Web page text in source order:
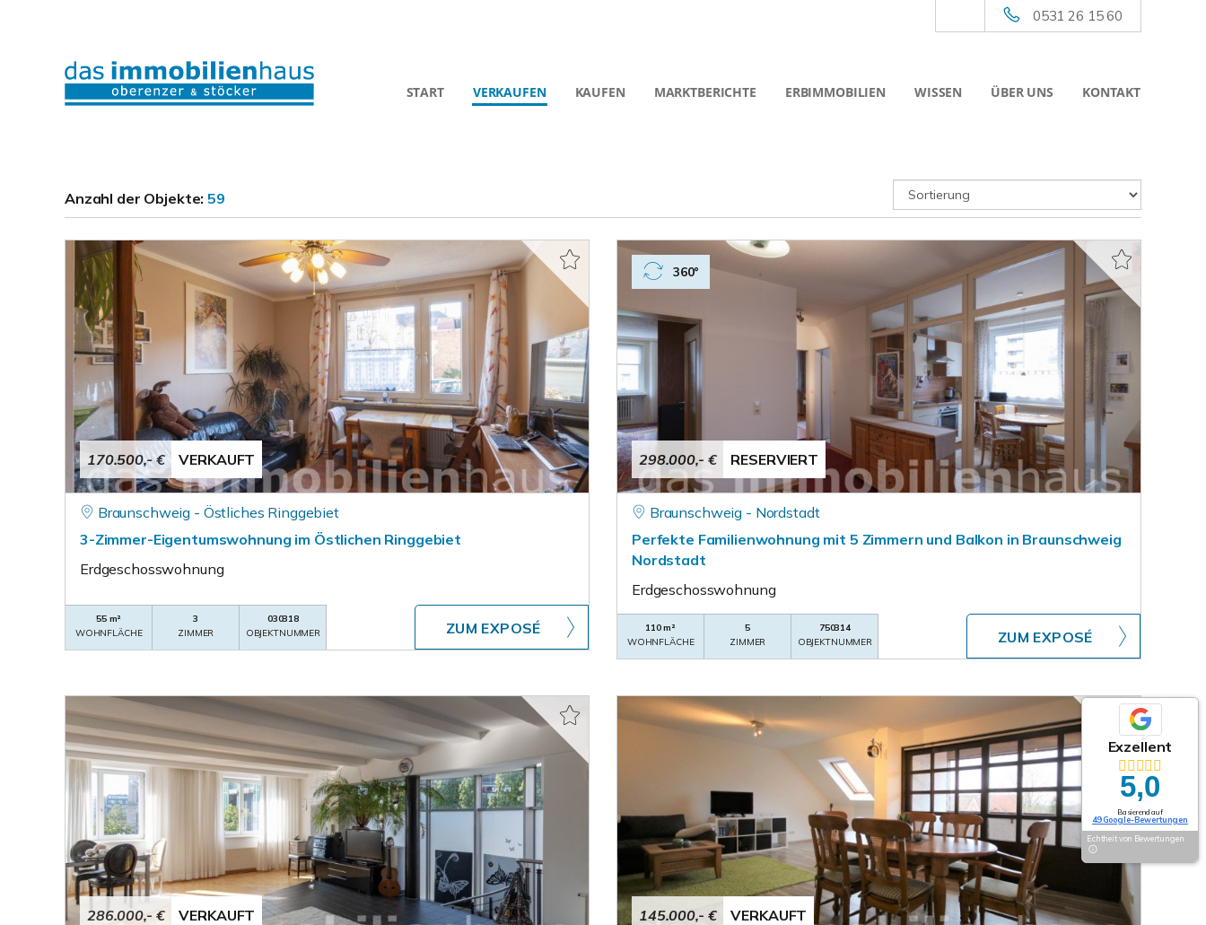
0531 26 15 60
START VERKAUFEN KAUFEN MARKTBERICHTE ERBIMMOBILIEN WISSEN ÜBER UNS KONTAKT
Anzahl der Objekte:59
170.500,- € VERKAUFT
Braunschweig - Östliches Ringgebiet
3-Zimmer-Eigentumswohnung im Östlichen Ringgebiet
Erdgeschosswohnung
55 m²
WOHNFLÄCHE
3
ZIMMER
030318
OBJEKTNUMMER
ZUM EXPOSÉ
298.000,- € RESERVIERT
360°
Braunschweig - Nordstadt
Perfekte Familienwohnung mit 5 Zimmern und Balkon in Braunschweig
Nordstadt
Erdgeschosswohnung
110 m²
WOHNFLÄCHE
5
ZIMMER
750314
OBJEKTNUMMER
ZUM EXPOSÉ
286.000,- € VERKAUFT 145.000,- € VERKAUFT
Exzellent
5,0
Basierend auf
49 Google-Bewertungen
Echtheit von Bewertungen